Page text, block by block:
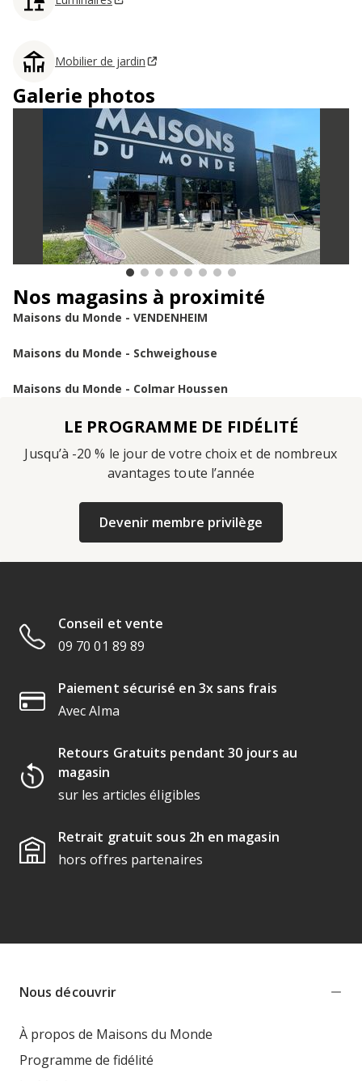
Mobilier de jardin
Galerie photos
Nos magasins à proximité
Maisons du Monde - VENDENHEIM
Maisons du Monde - Schweighouse
Maisons du Monde - Colmar Houssen
LE PROGRAMME DE FIDÉLITÉ
Jusqu’à -20 % le jour de votre choix et de nombreux
avantages toute l’année
Devenir membre privilège
Conseil et vente
09 70 01 89 89
Paiement sécurisé en 3x sans frais
Avec Alma
Retours Gratuits pendant 30 jours au
magasin
sur les articles éligibles
Retrait gratuit sous 2h en magasin
hors offres partenaires
Nous découvrir
À propos de Maisons du Monde
Programme de fidélité